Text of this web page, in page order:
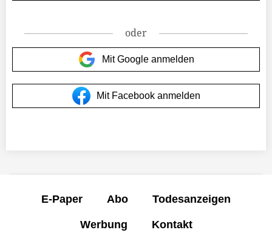
oder
Mit Google anmelden
Mit Facebook anmelden
E-Paper Abo Todesanzeigen
Werbung Kontakt